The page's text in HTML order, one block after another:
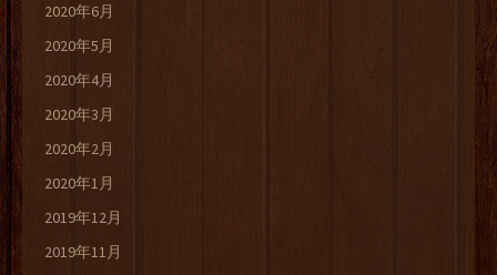
2020年6月
2020年5月
2020年4月
2020年3月
2020年2月
2020年1月
2019年12月
2019年11月